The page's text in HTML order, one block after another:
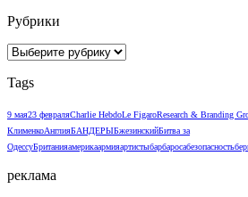
Рубрики
Рубрики
Tags
9 мая23 февраляCharlie HebdoLe FigaroResearch & Branding
КлименкоАнглияБАНДЕРЫБжезинскийБитва за
ОдессуБританияамерикаармияартистыбарбаросабезопасность
реклама